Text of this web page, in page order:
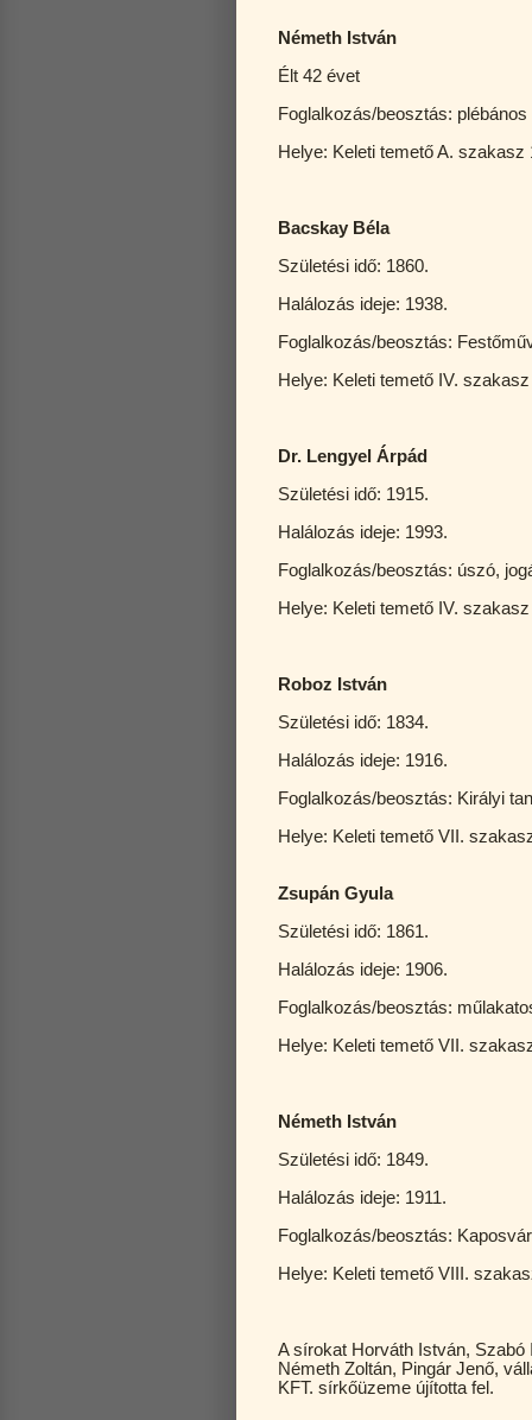
Németh István
Élt 42 évet
Foglalkozás/beosztás: plébános
Helye: Keleti temető A. szakasz
Bacskay Béla
Születési idő: 1860.
Halálozás ideje: 1938.
Foglalkozás/beosztás:
Helye: Keleti temető IV.
Dr. Lengyel Árpád
Születési idő: 1915.
Halálozás ideje: 1993.
Foglalkozás/beosztás: úszó,
Helye: Keleti temető IV.
Roboz István
Születési idő: 1834.
Halálozás ideje: 1916.
Foglalkozás/beosztás: Királyi
Helye: Keleti temető VII.
Zsupán Gyula
Születési idő: 1861.
Halálozás ideje: 1906.
Foglalkozás/beosztás:
Helye: Keleti temető VII.
Németh István
Születési idő: 1849.
Halálozás ideje: 1911.
Foglalkozás/beosztás:
Helye: Keleti temető VIII.
A sírokat Horváth István,
Németh Zoltán, Pingár Jenő,
KFT. sírkőüzeme újította fel.